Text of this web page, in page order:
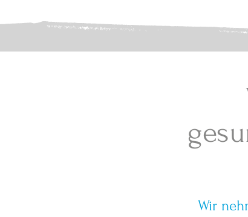
Wir